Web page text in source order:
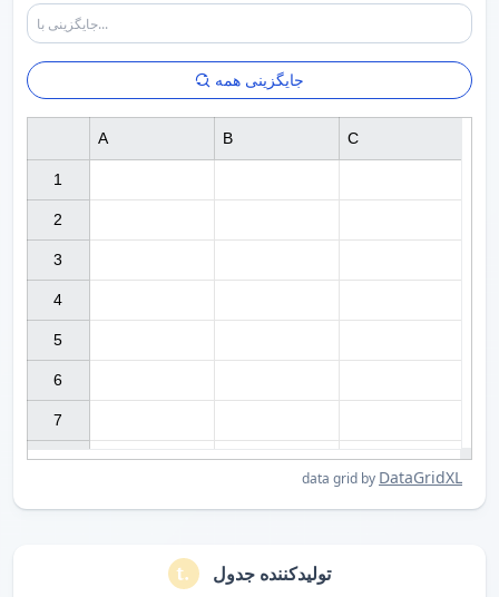
جایگزینی همه
data grid by DataGridXL
1
2
3
4
5
6
7
A B C
تولیدکننده جدول